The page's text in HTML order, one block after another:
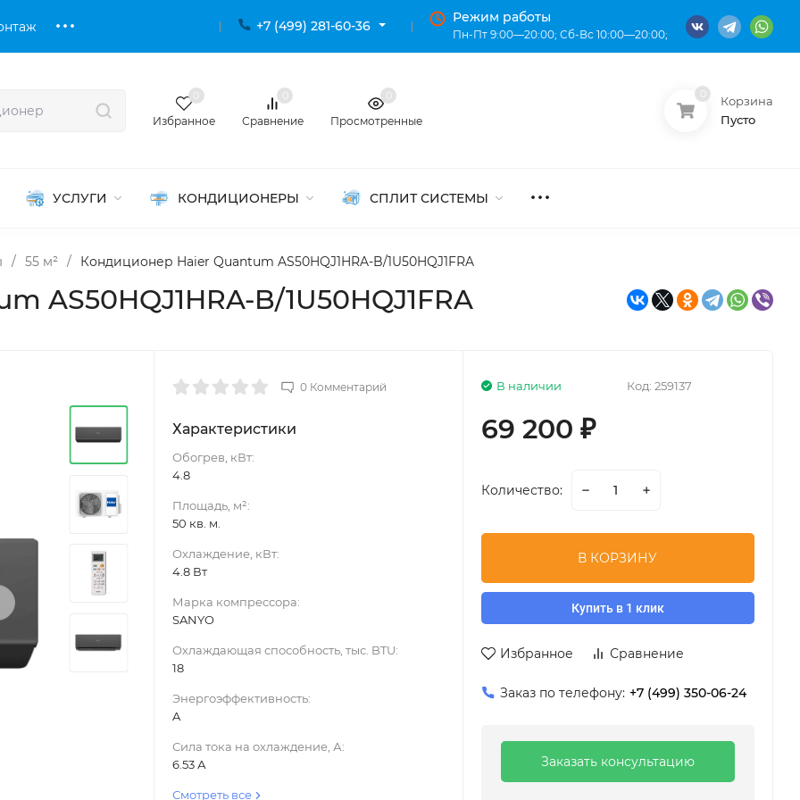
+7 (499) 281-60-36
Режим работы
Пн-Пт 9:00—20:00; Сб-Вс 10:00—20:00;
Избранное Сравнение Просмотренные
Корзина
Пусто
УСЛУГИ КОНДИЦИОНЕРЫ СПЛИТ СИСТЕМЫ
/ 55 м² / Кондиционер Haier Quantum AS50HQJ1HRA-B/1U50HQJ1FRA
AS50HQJ1HRA-B/1U50HQJ1FRA
0 Комментарий
Характеристики
Обогрев, кВт:
4.8
Площадь, м²:
50 кв. м.
Охлаждение, кВт:
4.8 Вт
Марка компрессора:
SANYO
Охлаждающая способность, тыс. BTU:
18
Энергоэффективность:
A
Сила тока на охлаждение, А:
6.53 А
Смотреть все
Код: 259137
В наличии
69 200 ₽
Количество:
В КОРЗИНУ
Купить в 1 клик
Избранное Сравнение
Заказ по телефону: +7 (499) 350-06-24
Заказать консультацию